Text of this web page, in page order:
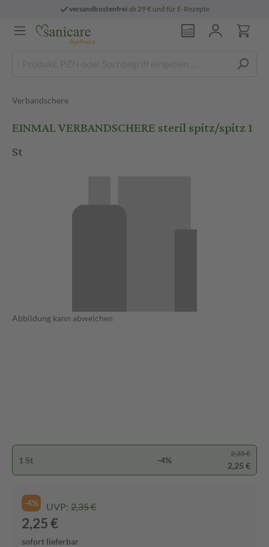
versandkostenfreiab 29 € und für E-Rezepte
Verbandschere
EINMAL VERBANDSCHERE steril spitz/spitz 1
St
Abbildung kann abweichen
1 St -4%
2,35 €
2,25 €
-4% UVP: 2,35 €
2,25 €
sofort lieferbar